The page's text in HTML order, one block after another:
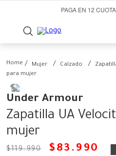
PAGA EN 12
Mujer Calzado
para mujer
Under Armour
Zapatilla UA
mujer
$119.990 $ 83 . 990